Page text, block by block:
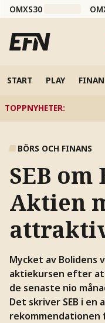
OMXS30
START PLAY
TOPPNYHETER:
BÖRS OCH FINANS
SEB
Aktien
Mycket av Bolidens
aktiekursen efter
de senaste nio
Det skriver SEB i en
rekommendationen